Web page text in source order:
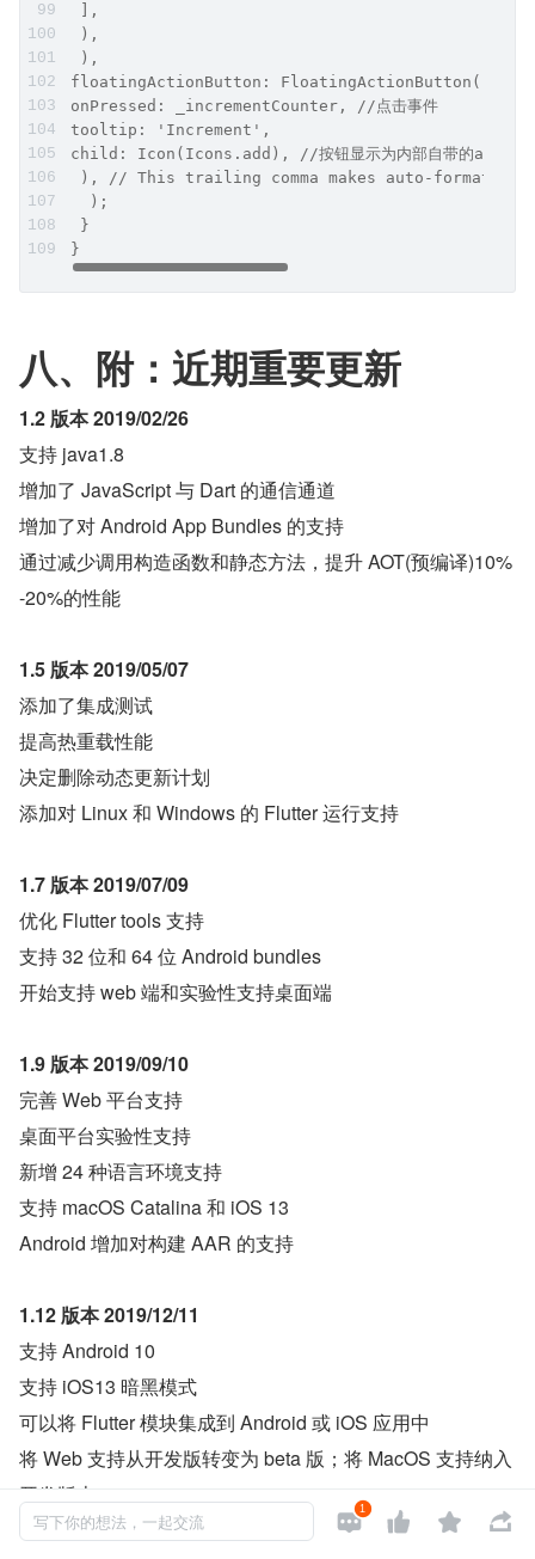
],
),
),
floatingActionButton: FloatingActionButton( //⼀个可
onPressed: _incrementCounter, //点击事件
tooltip: 'Increment',
child: Icon(Icons.add), //按钮显示为内部⾃带的add图⽚
), // This trailing comma makes auto-
  );
}
}
八、附：近期重要更新
1.2 版本 2019/02/26
支持 java1.8
增加了 JavaScript 与 Dart 的通信通道
增加了对 Android App Bundles 的支持
通过减少调用构造函数和静态方法，提升 AOT(预编译)10%
-20%的性能
1.5 版本 2019/05/07
添加了集成测试
提高热重载性能
决定删除动态更新计划
添加对 Linux 和 Windows 的 Flutter 运行支持
1.7 版本 2019/07/09
优化 Flutter tools 支持
支持 32 位和 64 位 Android bundles
开始支持 web 端和实验性支持桌面端
1.9 版本 2019/09/10
完善 Web 平台支持
桌面平台实验性支持
新增 24 种语言环境支持
支持 macOS Catalina 和 iOS 13
Android 增加对构建 AAR 的支持
1.12 版本 2019/12/11
支持 Android 10
支持 iOS13 暗黑模式
可以将 Flutter 模块集成到 Android 或 iOS 应用中
将 Web 支持从开发版转变为 beta 版；将 MacOS 支持纳入
开发版本
推出新工具 DartPad（DartPad 是一个可以让你在任何现代
写下你的想法，一起交流 
1   